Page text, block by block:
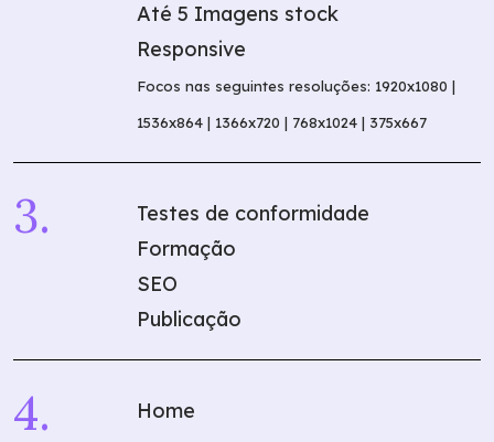
Até 5 Imagens stock
Responsive
Focos nas seguintes resoluções: 1920x1080 |
1536x864 | 1366x720 | 768x1024 | 375x667
Testes de conformidade
Formação
SEO
Publicação
Home